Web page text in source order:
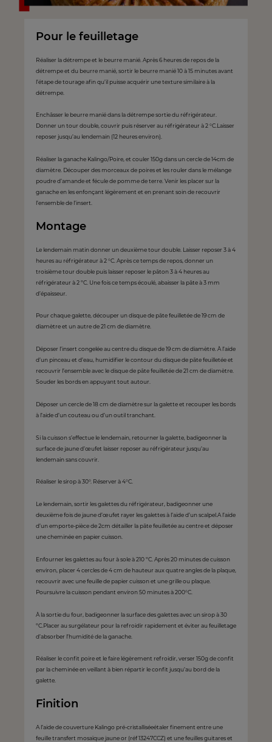
Pour le feuilletage
Réaliser la détrempe et le beurre manié. Après 6 heures de repos de la
détrempe et du beurre manié, sortir le beurre manié 10 à 15 minutes avant
l’étape de tourage afin qu’il puisse acquérir une texture similaire à la
détrempe.
Enchâsser le beurre manié dans la détrempe sortie du réfrigérateur.
Donner un tour double, couvrir puis réserver au réfrigérateur à 2 °C.Laisser
reposer jusqu’au lendemain (12 heures environ).
Réaliser la ganache Kalingo/Poire, et couler 150g dans un cercle de 14cm de
diamètre. Découper des morceaux de poires et les rouler dans le mélange
poudre d’amande et fécule de pomme de terre. Venir les placer sur la
ganache en les enfonçant légèrement et en prenant soin de recouvrir
l’ensemble de l’insert.
Montage
Le lendemain matin donner un deuxième tour double. Laisser reposer 3 à 4
heures au réfrigérateur à 2 °C. Après ce temps de repos, donner un
troisième tour double puis laisser reposer le pâton 3 à 4 heures au
réfrigérateur à 2 ºC. Une fois ce temps écoulé, abaisser la pâte à 3 mm
d’épaisseur.
Pour chaque galette, découper un disque de pâte feuilletée de 19 cm de
diamètre et un autre de 21 cm de diamètre.
Déposer l’insert congelée au centre du disque de 19 cm de diamètre. À l’aide
d’un pinceau et d’eau, humidifier le contour du disque de pâte feuilletée et
recouvrir l’ensemble avec le disque de pâte feuilletée de 21 cm de diamètre.
Souder les bords en appuyant tout autour.
Déposer un cercle de 18 cm de diamètre sur la galette et recouper les bords
à l’aide d’un couteau ou d’un outil tranchant.
Si la cuisson s’effectue le lendemain, retourner la galette, badigeonner la
surface de jaune d’œufet laisser reposer au réfrigérateur jusqu’au
lendemain sans couvrir.
Réaliser le sirop à 30°. Réserver à 4°C.
Le lendemain, sortir les galettes du réfrigérateur, badigeonner une
deuxième fois de jaune d’œufet rayer les galettes à l’aide d’un scalpel.A l’aide
d’un emporte-pièce de 2cm détailler la pâte feuilletée au centre et déposer
une cheminée en papier cuisson.
Enfourner les galettes au four à sole à 210 ºC. Après 20 minutes de cuisson
environ, placer 4 cercles de 4 cm de hauteur aux quatre angles de la plaque,
recouvrir avec une feuille de papier cuisson et une grille ou plaque.
Poursuivre la cuisson pendant environ 50 minutes à 200°C.
À la sortie du four, badigeonner la surface des galettes avec un sirop à 30
ºC.Placer au surgélateur pour la refroidir rapidement et éviter au feuilletage
d’absorber l’humidité de la ganache.
Réaliser le confit poire et le faire légèrement refroidir, verser 150g de confit
par la cheminée en veillant à bien répartir le confit jusqu’au bord de la
galette.
Finition
A l’aide de couverture Kalingo pré-cristalliséeétaler finement entre une
feuille transfert mosaïque jaune or (réf 13247CCZ) et une feuilles guitares et